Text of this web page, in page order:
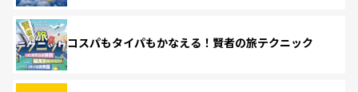
コスパもタイパもかなえる！賢者の旅テクニック